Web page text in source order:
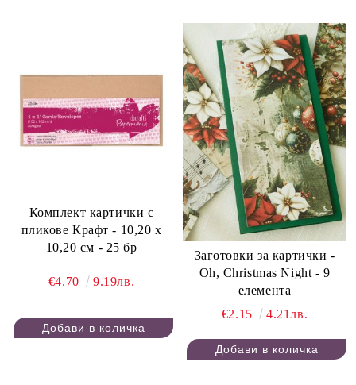
Комплект картички с
пликове Крафт - 10,20 х
10,20 см - 25 бр
€4.70 9.19лв.
Заготовки за картички -
Oh, Christmas Night - 9
елемента
€2.15
4.21лв.